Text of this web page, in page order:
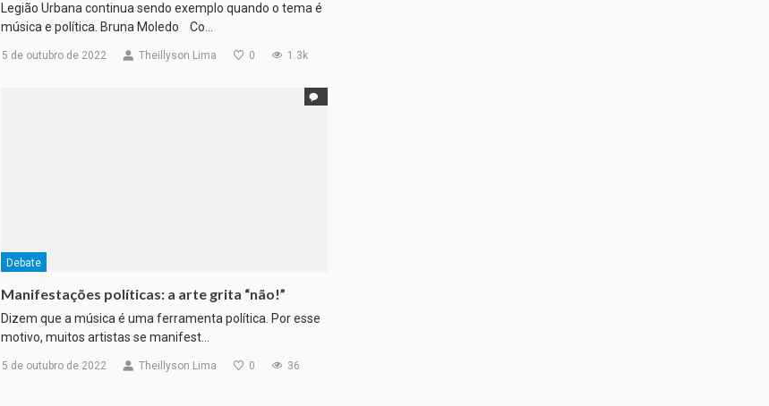
Legião Urbana continua sendo exemplo quando o tema é
música e política. Bruna Moledo Co…
5 de outubro de 2022 Theillyson Lima 0 1.3k
Debate
Manifestações políticas: a arte grita “não!”
Dizem que a música é uma ferramenta política. Por esse
motivo, muitos artistas se manifest…
5 de outubro de 2022 Theillyson Lima 0 36